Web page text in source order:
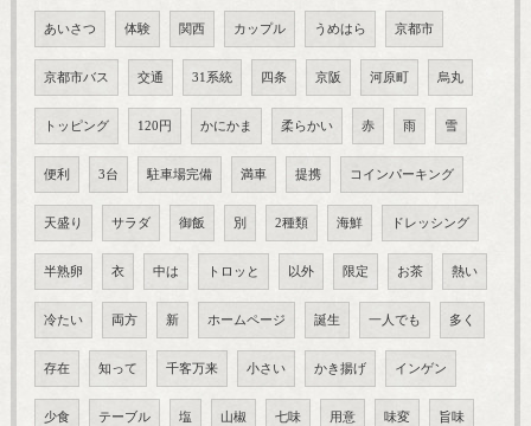
あいさつ 体験 関西 カップル うめはら 京都市
京都市バス 交通 31系統 四条 京阪 河原町 烏丸
トッピング 120円 かにかま 柔らかい 赤 雨 雪
便利 3台 駐車場完備 満車 提携 コインパーキング
天盛り サラダ 御飯 別 2種類 海鮮 ドレッシング
半熟卵 衣 中は トロッと 以外 限定 お茶 熱い
冷たい 両方 新 ホームページ 誕生 一人でも 多く
存在 知って 千客万来 小さい かき揚げ インゲン
少食 テーブル 塩 山椒 七味 用意 味変 旨味